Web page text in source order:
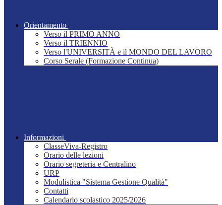
Orientamento
Verso il PRIMO ANNO
Verso il TRIENNIO
Verso l'UNIVERSITÀ e il MONDO DEL LAVORO
Corso Serale (Formazione Continua)
Informazioni
ClasseViva-Registro
Orario delle lezioni
Orario segreteria e Centralino
URP
Modulistica "Sistema Gestione Qualità"
Contatti
Calendario scolastico 2025/2026